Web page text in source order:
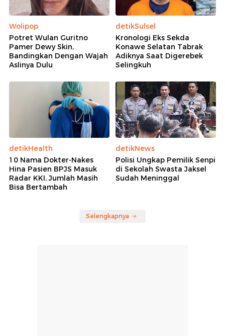
Wolipop
Potret Wulan Guritno
Pamer Dewy Skin,
Bandingkan Dengan Wajah
Aslinya Dulu
detikSulsel
Kronologi Eks Sekda
Konawe Selatan Tabrak
Adiknya Saat Digerebek
Selingkuh
detikHealth
10 Nama Dokter-Nakes
Hina Pasien BPJS Masuk
Radar KKI, Jumlah Masih
Bisa Bertambah
detikNews
Polisi Ungkap Pemilik Senpi
di Sekolah Swasta Jaksel
Sudah Meninggal
Selengkapnya